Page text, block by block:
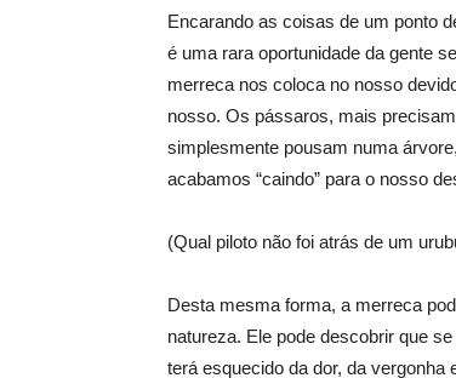
Encarando as coisas de um ponto
é uma rara oportunidade da gente
merreca nos coloca no nosso
nosso. Os pássaros, mais
simplesmente pousam numa
acabamos “caindo” para o nosso
(Qual piloto não foi atrás de um
Desta mesma forma, a merreca
natureza. Ele pode descobrir que
terá esquecido da dor, da